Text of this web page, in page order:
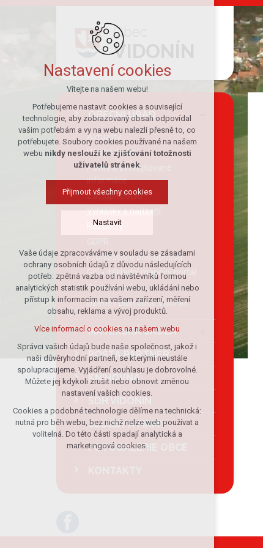
Obec
VIDONÍN
OBECNÍ ÚŘAD
Aktuality
Úřední deska
Povinně zveřejňované
informace
Zastupitelstvo
Vyhlášky a nařízení
Rozpočty
Prohlášení o přístupnosti
GIS - základní mapový portál
Portál občana
Územní plán obce Vidonín
MATEŘSKÁ ŠKOLA
POŠTA PARTNER
KNIHOVNA
SLUŽBY A FIRMY
FOTOGALERIE OBCE
Nastavení cookies
Vítejte na našem webu!
Potřebujeme nastavit cookies a související
technologie, aby zobrazovaný obsah odpovídal
vašim potřebám a vy na webu nalezli přesně to, co
potřebujete. Soubory cookies používané na našem
webu nikdy neslouží ke zjišťování totožnosti
uživatelů stránek.
Přijmout všechny cookies
Nastavit
Technická cookies
nutná pro provozování webu
udržení kontextu stránek (session):
případná přihlášení, volby jazyka, apod.
Volitelná cookies
analytická pro anonymizované
vyhodnocení návštěvnosti
marketingová cookies (Google)
Více informací o cookies na našem webu
Přijmout všechny cookies
Odmítnout vše
Vaše údaje zpracováváme v souladu se zásadami
ochrany osobních údajů z důvodu následujících
potřeb: zpětná vazba od návštěvníků formou
analytických statistik používání webu, ukládání nebo
přístup k informacím na vašem zařízení, měření
obsahu, reklama a vývoj produktů.
Více informací o cookies na našem webu
Správci vašich údajů bude naše společnost, jakož i
naši důvěryhodní partneři, se kterými neustále
spolupracujeme. Vyjádření souhlasu je dobrovolné.
Můžete jej kdykoli zrušit nebo obnovit změnou
nastavení vašich cookies.
Cookies a podobné technologie dělíme na technická:
nutná pro běh webu, bez nichž nelze web používat a
volitelná. Do této části spadají analytická a
marketingová cookies.